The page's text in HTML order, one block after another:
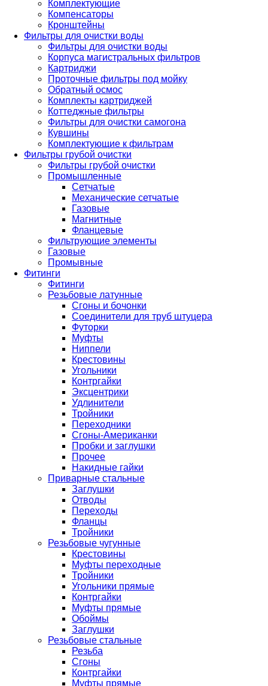
Комплектующие
Компенсаторы
Кронштейны
Фильтры для очистки воды
Фильтры для очистки воды
Корпуса магистральных фильтров
Картриджи
Проточные фильтры под мойку
Обратный осмос
Комплекты картриджей
Коттеджные фильтры
Фильтры для очистки самогона
Кувшины
Комплектующие к фильтрам
Фильтры грубой очистки
Фильтры грубой очистки
Промышленные
Сетчатые
Механические сетчатые
Газовые
Магнитные
Фланцевые
Фильтрующие элементы
Газовые
Промывные
Фитинги
Фитинги
Резьбовые латунные
Сгоны и бочонки
Соединители для труб штуцера
Футорки
Муфты
Ниппели
Крестовины
Угольники
Контргайки
Эксцентрики
Удлинители
Тройники
Переходники
Сгоны-Американки
Пробки и заглушки
Прочее
Накидные гайки
Приварные стальные
Заглушки
Отводы
Переходы
Фланцы
Тройники
Резьбовые чугунные
Крестовины
Муфты переходные
Тройники
Угольники прямые
Контргайки
Муфты прямые
Обоймы
Заглушки
Резьбовые стальные
Резьба
Сгоны
Контргайки
Муфты прямые